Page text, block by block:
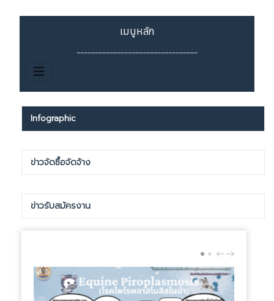
เมนูหลัก
_________________________________
Infographic
ข่าวจัดซื้อจัดจ้าง
ข่าวรับสมัครงาน
PREVNEXT